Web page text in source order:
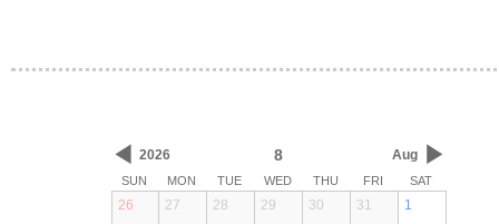
◀ 2026 8 Aug ▶
SUN MON TUE WED THU FRI SAT
26 27 28 29 30 31 1